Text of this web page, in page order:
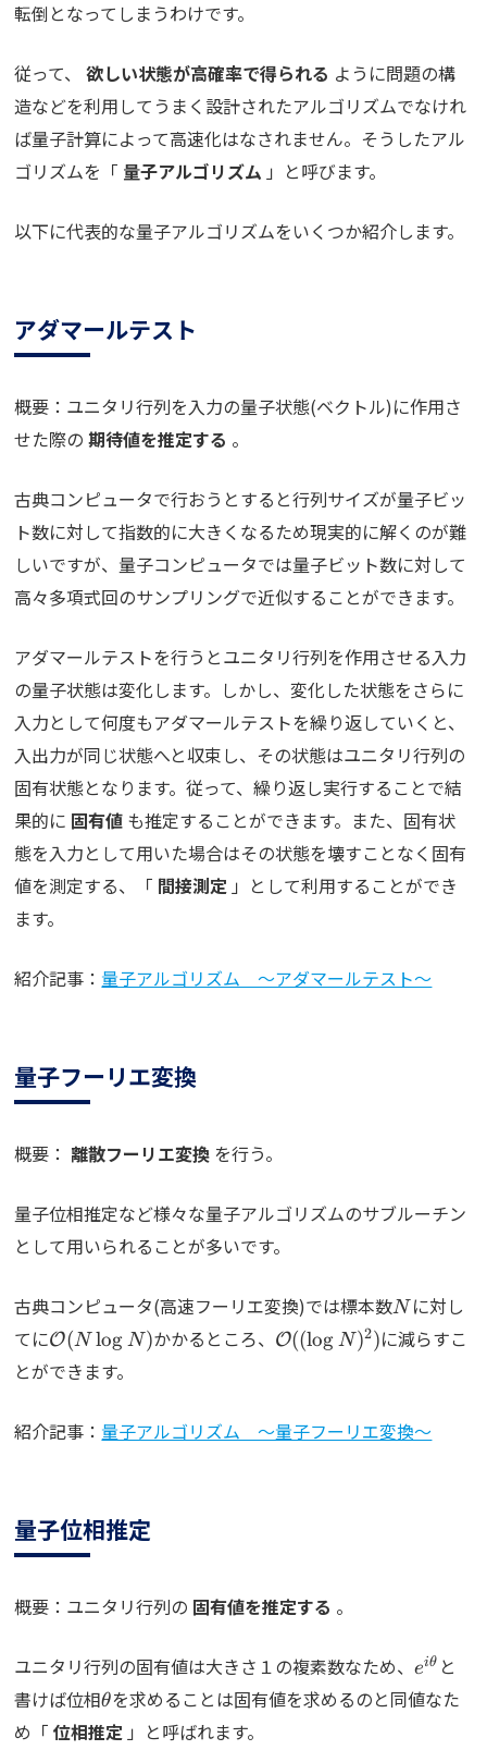
転倒となってしまうわけです。
従って、欲しい状態が高確率で得られる ように問題の構
造などを利用してうまく設計されたアルゴリズムでなけれ
ば量子計算によって高速化はなされません。そうしたアル
ゴリズムを「 量子アルゴリズム 」と呼びます。
以下に代表的な量子アルゴリズムをいくつか紹介します。
アダマールテスト
概要：ユニタリ行列を入力の量子状態(ベクトル)に作用さ
せた際の期待値を推定する 。
古典コンピュータで行おうとすると行列サイズが量子ビッ
ト数に対して指数的に大きくなるため現実的に解くのが難
しいですが、量子コンピュータでは量子ビット数に対して
高々多項式回のサンプリングで近似することができます。
アダマールテストを行うとユニタリ行列を作用させる入力
の量子状態は変化します。しかし、変化した状態をさらに
入力として何度もアダマールテストを繰り返していくと、
入出力が同じ状態へと収束し、その状態はユニタリ行列の
固有状態となります。従って、繰り返し実行することで結
果的に 固有値 も推定することができます。また、固有状
態を入力として用いた場合はその状態を壊すことなく固有
値を測定する、「 間接測定 」として利用することができ
ます。
紹介記事： 量子アルゴリズム ～アダマールテスト～
量子フーリエ変換
概要： 離散フーリエ変換 を行う。
量子位相推定など様々な量子アルゴリズムのサブルーチン
として用いられることが多いです。
古典コンピュータ(高速フーリエ変換)では標本数N
N に対し
てに\mathcal{O}
(N\log N)
O(N log N)かかるところ、 \mathcal{O}
((\log N)^2)
O((log N)2)に減らすこ
とができます。
紹介記事： 量子アルゴリズム ～量子フーリエ変換～
量子位相推定
概要：ユニタリ行列の 固有値を推定する 。
ユニタリ行列の固有値は大きさ１の複素数なため、eiθ と
書けば位相\theta
θを求めることは固有値を求めるのと同値なた
め「位相推定 」と呼ばれます。